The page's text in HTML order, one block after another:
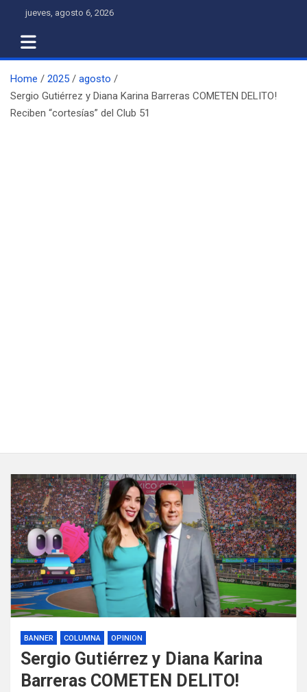
content
jueves, agosto 6, 2026
Home 2025
agosto
Sergio Gutiérrez y Diana Karina Barreras COMETEN DELITO!
Reciben “cortesías” del Club 51
BANNER COLUMNA OPINION
Sergio Gutiérrez y Diana Karina
Barreras COMETEN DELITO!